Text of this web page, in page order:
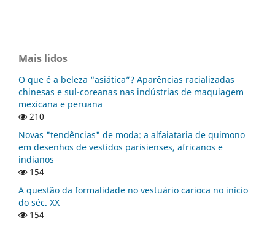
Mais lidos
O que é a beleza “asiática”? Aparências racializadas
chinesas e sul-coreanas nas indústrias de maquiagem
mexicana e peruana
210
Novas "tendências" de moda: a alfaiataria de quimono
em desenhos de vestidos parisienses, africanos e
indianos
154
A questão da formalidade no vestuário carioca no início
do séc. XX
154